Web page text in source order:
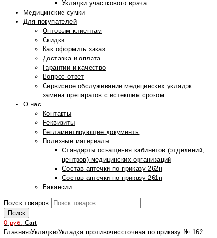
Укладки участкового врача
Медицинские сумки
Для покупателей
Оптовым клиентам
Скидки
Как оформить заказ
Доставка и оплата
Гарантии и качество
Вопрос-ответ
Сервисное обслуживание медицинских укладок:
замена препаратов с истекшим сроком
О нас
Контакты
Реквизиты
Регламентирующие документы
Полезные материалы
Стандарты оснащения кабинетов (отделений,
центров) медицинских организаций
Состав аптечки по приказу 262н
Состав аптечки по приказу 261н
Вакансии
Поиск товаров
Поиск
0 руб. Cart
Главная›Укладки›Укладка противочесоточная по приказу № 162